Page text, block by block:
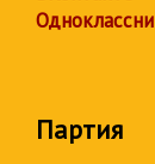
Партия